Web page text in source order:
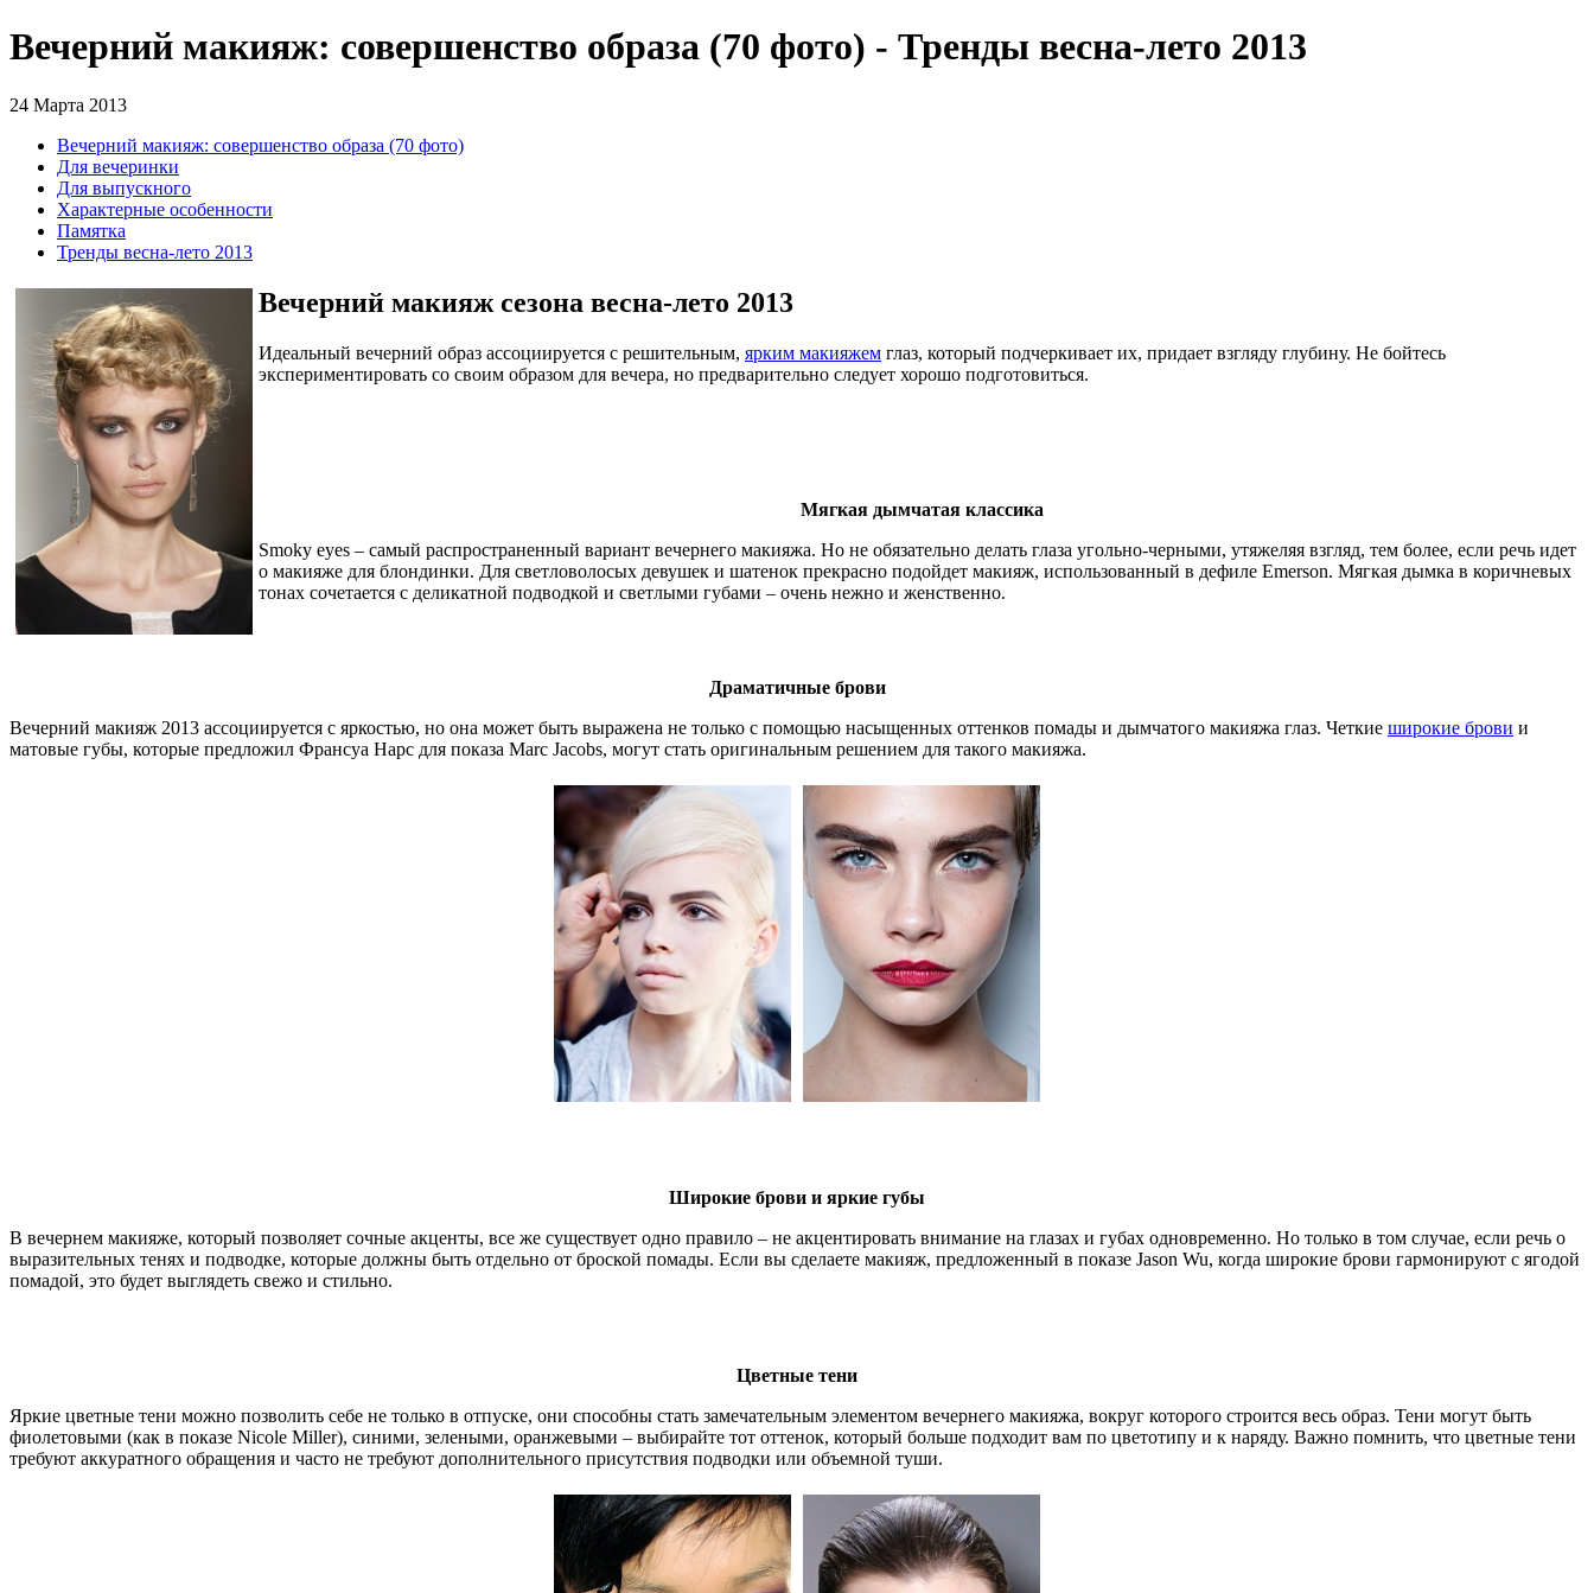
Вечерний макияж: совершенство образа (70 фото) - Тренды весна-лето 2013
24 Марта 2013
Вечерний макияж: совершенство образа (70 фото)
Для вечеринки
Для выпускного
Характерные особенности
Памятка
Тренды весна-лето 2013
Вечерний макияж сезона весна-лето 2013
Идеальный вечерний образ ассоциируется с решительным, ярким макияжем глаз, который подчеркивает их, придает взгляду глубину. Не бойтесь
экспериментировать со своим образом для вечера, но предварительно следует хорошо подготовиться.
Мягкая дымчатая классика
Smoky eyes – самый распространенный вариант вечернего макияжа. Но не обязательно делать глаза угольно-черными, утяжеляя взгляд, тем более, если речь идет
о макияже для блондинки. Для светловолосых девушек и шатенок прекрасно подойдет макияж, использованный в дефиле Emerson. Мягкая дымка в коричневых
тонах сочетается с деликатной подводкой и светлыми губами – очень нежно и женственно.
Драматичные брови
Вечерний макияж 2013 ассоциируется с яркостью, но она может быть выражена не только с помощью насыщенных оттенков помады и дымчатого макияжа глаз. Четкие широкие брови и
матовые губы, которые предложил Франсуа Нарс для показа Marc Jacobs, могут стать оригинальным решением для такого макияжа.
Широкие брови и яркие губы
В вечернем макияже, который позволяет сочные акценты, все же существует одно правило – не акцентировать внимание на глазах и губах одновременно. Но только в том случае, если речь о
выразительных тенях и подводке, которые должны быть отдельно от броской помады. Если вы сделаете макияж, предложенный в показе Jason Wu, когда широкие брови гармонируют с ягодой
помадой, это будет выглядеть свежо и стильно.
Цветные тени
Яркие цветные тени можно позволить себе не только в отпуске, они способны стать замечательным элементом вечернего макияжа, вокруг которого строится весь образ. Тени могут быть
фиолетовыми (как в показе Nicole Miller), синими, зелеными, оранжевыми – выбирайте тот оттенок, который больше подходит вам по цветотипу и к наряду. Важно помнить, что цветные тени
требуют аккуратного обращения и часто не требуют дополнительного присутствия подводки или объемной туши.